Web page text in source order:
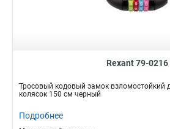
Rexant 79-0216
Тросовый кодовый замок взломостойкий
колясок 150 см черный
Подробнее